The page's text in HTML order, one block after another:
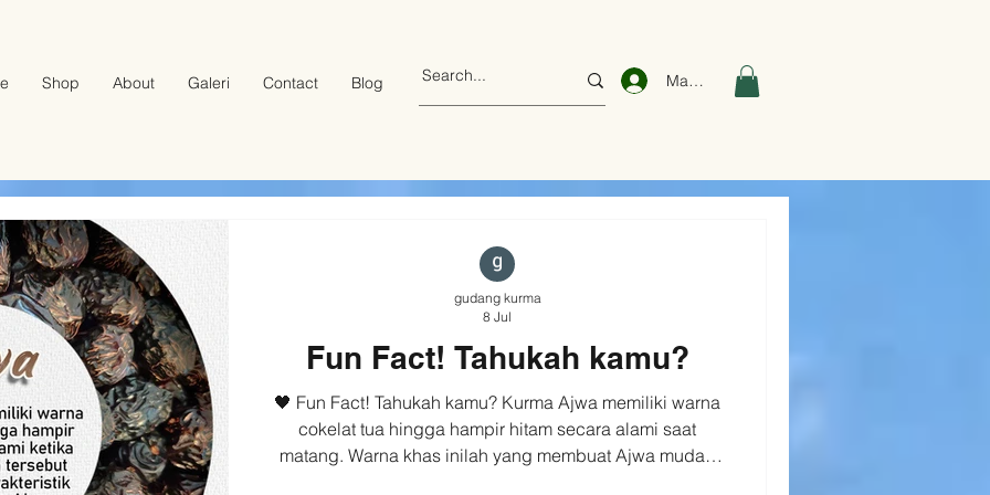
Shop About Galeri Contact Blog Masuk
Fun Fact! Tahukah kamu?
🖤 Fun Fact! Tahukah kamu? Kurma Ajwa memiliki warna
cokelat tua hingga hampir hitam secara alami saat
matang. Warna khas inilah yang membuat Ajwa mudah
gudang kurma
8 Jul